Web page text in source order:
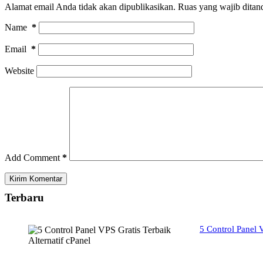
Alamat email Anda tidak akan dipublikasikan. Ruas yang wajib
Name *
Email *
Website
Add Comment *
Kirim Komentar
Terbaru
5 Control Panel